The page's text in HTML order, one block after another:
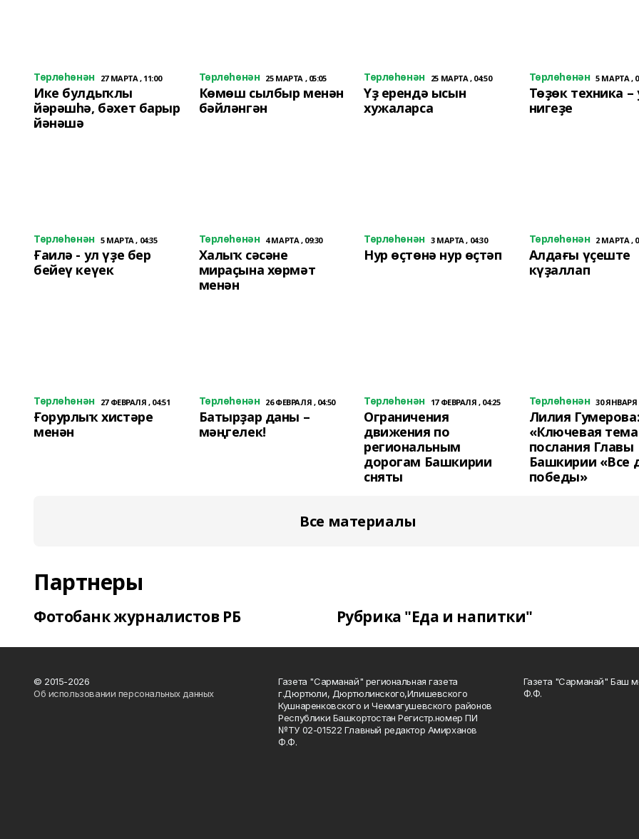
Төрлөһөнән 27 МАРТА , 11:00
Ике булдыҡлы
йәрәшһә, бәхет барыр
йәнәшә
Төрлөһөнән 25 МАРТА , 05:05
Көмөш сылбыр менән
бәйләнгән
Төрлөһөнән 25 МАРТА , 04:50
Үҙ ерендә ысын
хужаларса
Төрлөһөнән 5 МАРТА ,
Төҙөк техника
нигеҙе
Төрлөһөнән 5 МАРТА , 04:35
Ғаилә - ул үҙе бер
бейеү кеүек
Төрлөһөнән 4 МАРТА , 09:30
Халыҡ сәсәне
мираҫына хөрмәт
менән
Төрлөһөнән 3 МАРТА , 04:30
Нур өҫтөнә нур өҫтәп
Төрлөһөнән 2 МАРТА ,
Алдағы үҫеште
күҙаллап
Төрлөһөнән 27 ФЕВРАЛЯ , 04:51
Ғорурлыҡ хистәре
менән
Төрлөһөнән 26 ФЕВРАЛЯ , 04:50
Батырҙар даны –
мәңгелек!
Төрлөһөнән 17 ФЕВРАЛЯ , 04:25
Ограничения
движения по
региональным
дорогам Башкирии
сняты
Төрлөһөнән 30 ЯНВАРЯ
Лилия Гумерова:
«Ключевая тема
послания Главы
Башкирии «Все
победы»
Все материалы
Партнеры
Фотобанк журналистов РБ Рубрика "Еда и напитки"
© 2015-2026
Об использовании персональных данных
Газета "Сарманай" региональная газета
г.Дюртюли, Дюртюлинского,Илишевского
Кушнаренковского и Чекмагушевского районов
Республики Башкортостан Регистр.номер ПИ
№ТУ 02-01522 Главный редактор Амирханов
Ф.Ф.
Газета "Сарманай" Баш
Ф.Ф.